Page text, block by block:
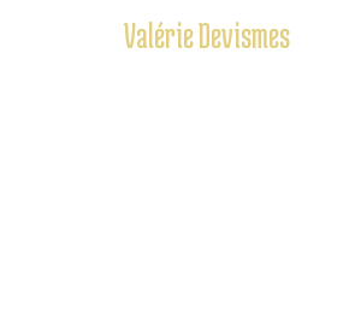
Valérie Devismes